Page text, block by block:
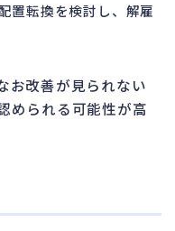
置転換を検討し、解雇
お改善が見られない
められる可能性が高